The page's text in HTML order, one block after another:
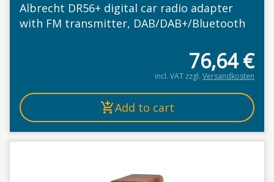
Albrecht DR56+ digital car radio adapter
with FM transmitter, DAB/DAB+/Bluetooth
76,64€
incl. VAT zzgl. Versandkosten
Add to cart